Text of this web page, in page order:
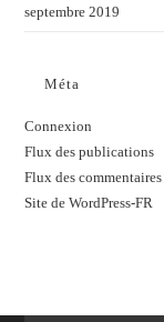
septembre 2019
Méta
Connexion
Flux des publications
Flux des commentaires
Site de WordPress-FR